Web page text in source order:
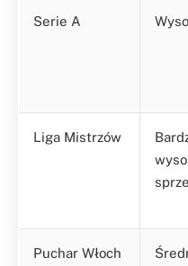
Serie A
Liga Mistrzów
Puchar Włoch